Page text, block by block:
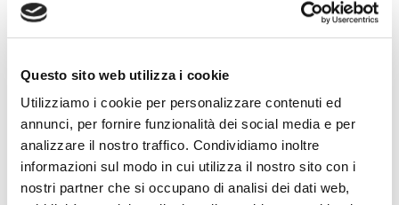
Questo sito web utilizza i cookie
Utilizziamo i cookie per personalizzare contenuti ed
annunci, per fornire funzionalità dei social media e per
analizzare il nostro traffico. Condividiamo inoltre
informazioni sul modo in cui utilizza il nostro sito con i
nostri partner che si occupano di analisi dei dati web,